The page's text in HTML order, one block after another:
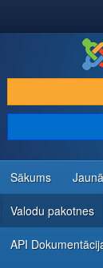
LEJUPIELĀDĒT
ATKLĀJ UN
KOPIENA UN
IZSTRĀDĀTĀJU
Sākums
Valodu pakotnes
API